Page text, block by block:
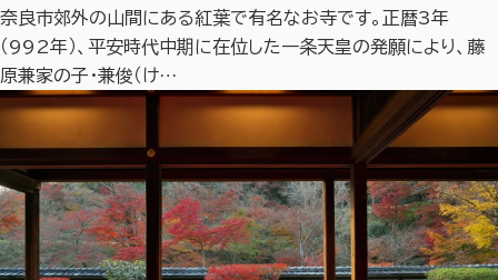
奈良市郊外の山間にある紅葉で有名なお寺です。正暦3年
（992年）、平安時代中期に在位した一条天皇の発願により、藤
原兼家の子・兼俊（け…